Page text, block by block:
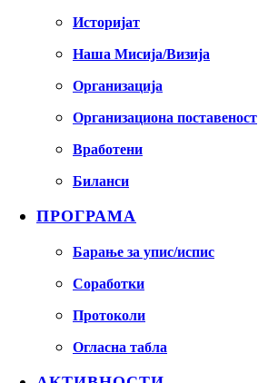
Историјат
Наша Мисија/Визија
Организација
Организациона поставеност
Вработени
Биланси
ПРОГРАМА
Барање за упис/испис
Соработки
Протоколи
Огласна табла